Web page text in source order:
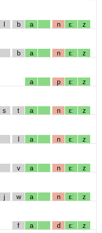
l b a n ɛː z
b a n ɛː z
a p ɛː z
s t a n ɛː z
l a n ɛː z
v a n ɛː z
j w a n ɛː z
f a d ɛː z